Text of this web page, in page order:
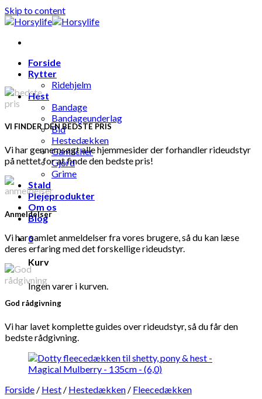
Skip to content
Forside
Rytter
Ridehjelm
Hest
Bandage
Bandageunderlag
Bid
Hestedækken
Gamacher
Gjord
Grime
Stald
Plejeprodukter
Om os
Blog
0
Kurv
Ingen varer i kurven.
VI FINDER DEN BEDSTE PRIS
Vi har gennemsøgt alle hjemmesider der forhandler rideudstyr
på nettet for at finde den bedste pris!
Anmeldelser
Vi har samlet anmeldelser fra vores brugere, så du kan læse
deres erfaring med det forskellige rideudstyr.
God rådgivning
Vi har lavet komplette guides over rideudstyr, så du får den
bedste rådgivning.
Forside / Hest / Hestedækken / Fleecedækken